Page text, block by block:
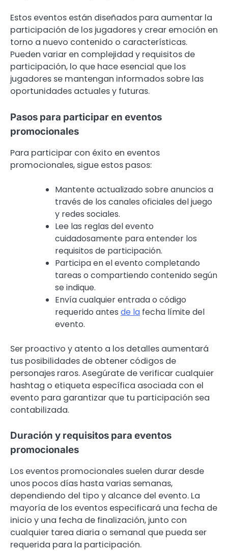
Estos eventos están diseñados para aumentar la
participación de los jugadores y crear emoción en
torno a nuevo contenido o características.
Pueden variar en complejidad y requisitos de
participación, lo que hace esencial que los
jugadores se mantengan informados sobre las
oportunidades actuales y futuras.
Pasos para participar en eventos
promocionales
Para participar con éxito en eventos
promocionales, sigue estos pasos:
Mantente actualizado sobre anuncios a
través de los canales oficiales del juego
y redes sociales.
Lee las reglas del evento
cuidadosamente para entender los
requisitos de participación.
Participa en el evento completando
tareas o compartiendo contenido según
se indique.
Envía cualquier entrada o código
requerido antes de la fecha límite del
evento.
Ser proactivo y atento a los detalles aumentará
tus posibilidades de obtener códigos de
personajes raros. Asegúrate de verificar cualquier
hashtag o etiqueta específica asociada con el
evento para garantizar que tu participación sea
contabilizada.
Duración y requisitos para eventos
promocionales
Los eventos promocionales suelen durar desde
unos pocos días hasta varias semanas,
dependiendo del tipo y alcance del evento. La
mayoría de los eventos especificará una fecha de
inicio y una fecha de finalización, junto con
cualquier tarea diaria o semanal que pueda ser
requerida para la participación.